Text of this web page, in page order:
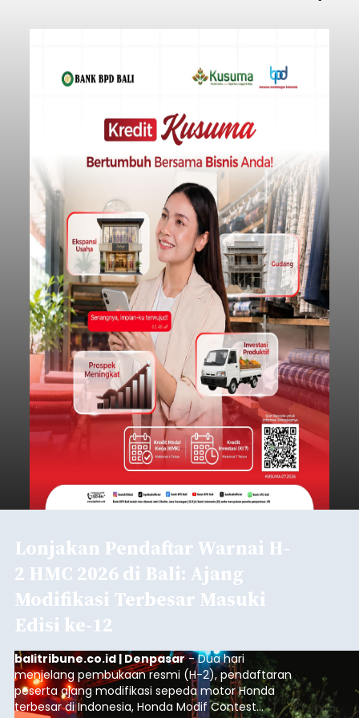
Lonjakan Pendaftar Warnai H-
2 HMC 2026 di Bali: Ajang
Modifikasi Terbesar Masuki
Edisi ke-12
balitribune.co.id | Denpasar- Dua hari
menjelang pembukaan resmi (H-2), pendaftaran
peserta ajang modifikasi sepeda motor Honda
terbesar di Indonesia, Honda Modif Contest